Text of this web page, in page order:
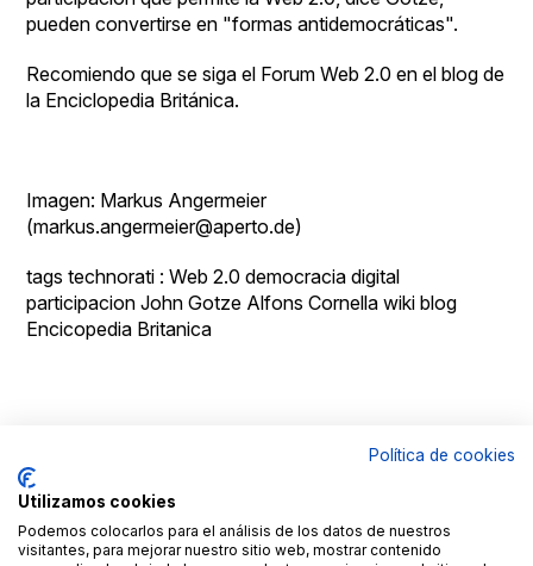
pueden convertirse en "formas antidemocráticas".
Recomiendo que se siga el Forum Web 2.0 en el blog de
la Enciclopedia Británica.
Imagen: Markus Angermeier
(markus.angermeier@aperto.de)
tags technorati :Web 2.0 democracia digital
participacion John Gotze Alfons Cornella wiki blog
Encicopedia Britanica
LinkedIN
Fages
ByPolítica de cookies
Utilizamos cookies
Podemos colocarlos para el análisis de los datos de nuestros
visitantes, para mejorar nuestro sitio web, mostrar contenido